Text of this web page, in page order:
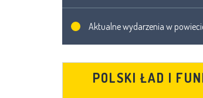
Aktualne wydarzenia w
POLSKI ŁAD I